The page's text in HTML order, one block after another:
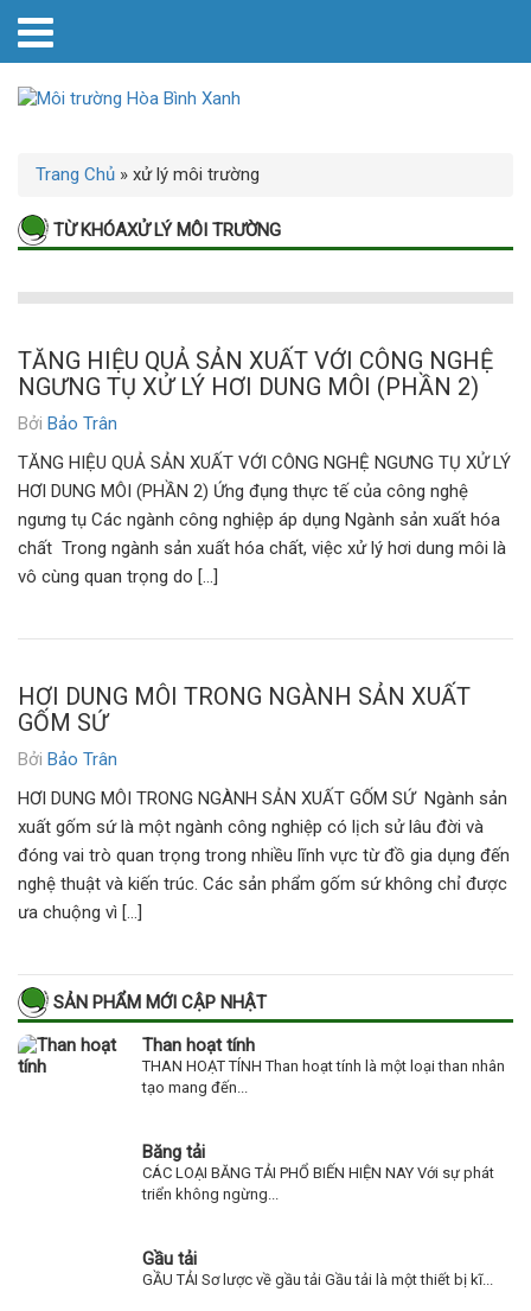
Trang Chủ » xử lý môi trường
TỪ KHÓAXỬ LÝ MÔI TRƯỜNG
TĂNG HIỆU QUẢ SẢN XUẤT VỚI CÔNG NGHỆ
NGƯNG TỤ XỬ LÝ HƠI DUNG MÔI (PHẦN 2)
Bởi Bảo Trân
TĂNG HIỆU QUẢ SẢN XUẤT VỚI CÔNG NGHỆ NGƯNG TỤ XỬ LÝ
HƠI DUNG MÔI (PHẦN 2) Ứng đụng thực tế của công nghệ
ngưng tụ Các ngành công nghiệp áp dụng Ngành sản xuất hóa
chất Trong ngành sản xuất hóa chất, việc xử lý hơi dung môi là
vô cùng quan trọng do […]
HƠI DUNG MÔI TRONG NGÀNH SẢN XUẤT
GỐM SỨ
Bởi Bảo Trân
HƠI DUNG MÔI TRONG NGÀNH SẢN XUẤT GỐM SỨ Ngành sản
xuất gốm sứ là một ngành công nghiệp có lịch sử lâu đời và
đóng vai trò quan trọng trong nhiều lĩnh vực từ đồ gia dụng đến
nghệ thuật và kiến trúc. Các sản phẩm gốm sứ không chỉ được
ưa chuộng vì […]
SẢN PHẨM MỚI CẬP NHẬT
Than hoạt tính
THAN HOẠT TÍNH Than hoạt tính là một loại than nhân
tạo mang đến...
Băng tải
CÁC LOẠI BĂNG TẢI PHỔ BIẾN HIỆN NAY Với sự phát
triển không ngừng...
Gầu tải
GẦU TẢI Sơ lược về gầu tải Gầu tải là một thiết bị kĩ...